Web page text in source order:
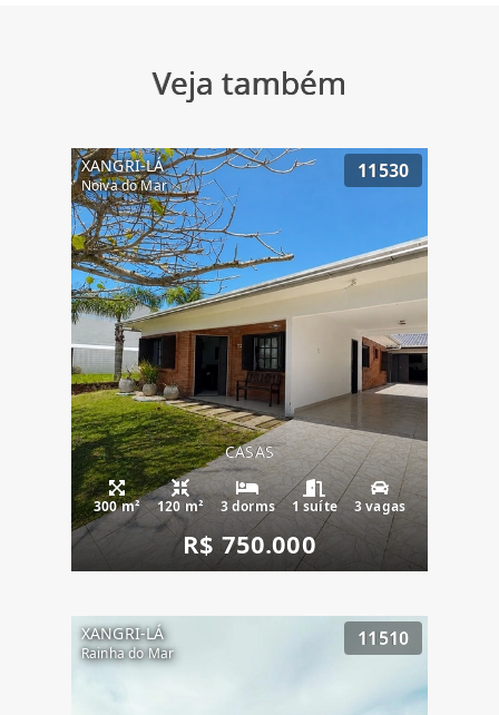
Veja também
XANGRI-LÁ
Noiva do Mar
11530
CASAS
300 m² 120 m² 3 dorms 1 suíte 3 vagas
R$ 750.000
XANGRI-LÁ
Rainha do Mar
11510